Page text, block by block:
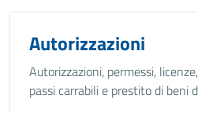
Autorizzazioni
Autorizzazioni, permessi,
passi carrabili e prestito di beni